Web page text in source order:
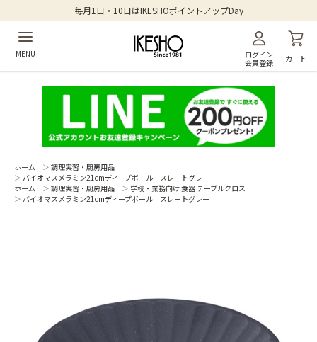
毎月1日・10日はIKESHOポイントアップDay
MENU
ログイン
会員登録
カート
ホーム ＞ 調理実習・厨房用品
＞ バイオマスメラミン21cmディープボール スレートグレー
ホーム
＞ 調理実習・厨房用品 ＞ 学校・業務向け 食器 テーブルクロス
＞ バイオマスメラミン21cmディープボール スレートグレー